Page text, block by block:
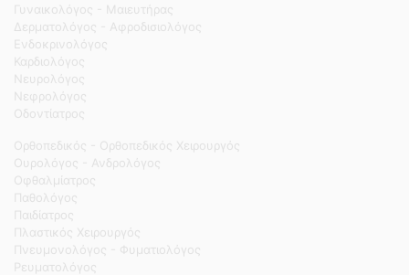
Γυναικολόγος - Μαιευτήρας
Δερματολόγος - Αφροδισιολόγος
Ενδοκρινολόγος
Καρδιολόγος
Νευρολόγος
Νεφρολόγος
Οδοντίατρος
Ορθοπεδικός - Ορθοπεδικός Χειρουργός
Ουρολόγος - Ανδρολόγος
Οφθαλμίατρος
Παθολόγος
Παιδίατρος
Πλαστικός Χειρουργός
Πνευμονολόγος - Φυματιολόγος
Ρευματολόγος